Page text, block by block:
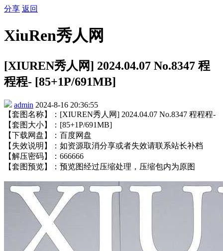
分享 返回
XiuRen秀人网
[XIUREN秀人网] 2024.04.07 No.8347 程
程程- [85+1P/691MB]
admin 2024-8-16 20:36:55
【套图名称】：[XIUREN秀人网] 2024.04.07 No.8347 程程程-
【套图大小】：[85+1P/691MB]
【下载网盘】：百度网盘
【失效说明】：如资源取消分享或者失效请联系站长补档
【解压密码】：666666
【套图预览】：预览图经过压缩处理，压缩包内为原图